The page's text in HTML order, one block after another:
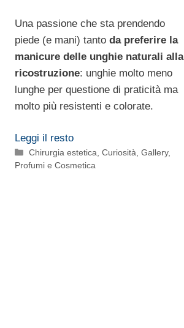
Una passione che sta prendendo
piede (e mani) tanto da preferire la
manicure delle unghie naturali alla
ricostruzione: unghie molto meno
lunghe per questione di praticità ma
molto più resistenti e colorate.
Leggi il resto
Categorie
Chirurgia estetica ,Curiosità ,Gallery,
Profumi e Cosmetica